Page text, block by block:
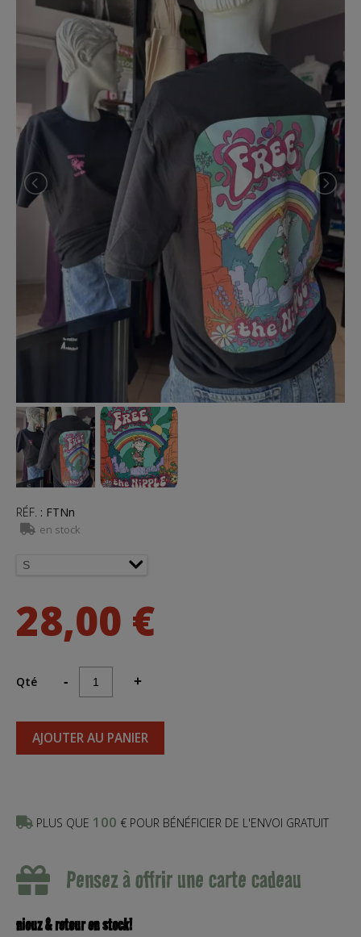
RÉF. : FTNn
en stock
28,00 €
Qté - +
AJOUTER AU PANIER
PLUS QUE 100 € POUR BÉNÉFICIER DE L'ENVOI GRATUIT
Pensez à offrir une carte cadeau
niouz & retour en stock!